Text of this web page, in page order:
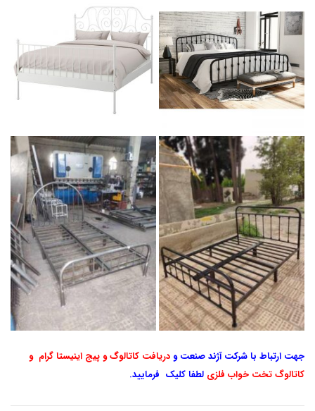
تخت سفارشی تخت فلزی جدید
جهت ارتباط با شرکت آژند صنعت و دریافت کاتالوگ و پیج اینیستا گرام و
کاتالوگ تخت خواب فلزی لطفا کلیک فرمایید.